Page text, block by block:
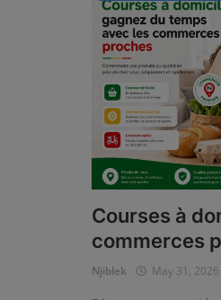
Courses à
commerces
Njiblek May 31, 2026